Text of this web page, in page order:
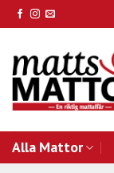
Skip
to
Alla Mattor